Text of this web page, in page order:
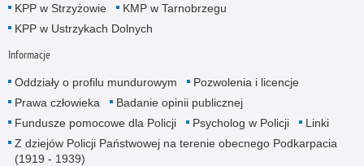
KPP w Strzyżowie
KMP w Tarnobrzegu
KPP w Ustrzykach Dolnych
Informacje
Oddziały o profilu mundurowym
Pozwolenia i licencje
Prawa człowieka
Badanie opinii publicznej
Fundusze pomocowe dla Policji
Psycholog w Policji
Linki
Z dziejów Policji Państwowej na terenie obecnego Podkarpacia
(1919 - 1939)